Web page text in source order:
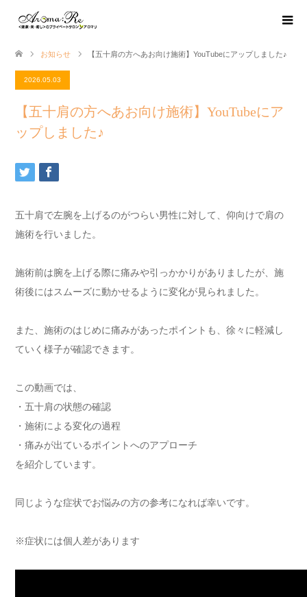
お知らせ 【五十肩の方へあお向け施術】YouTubeにアップしました♪
2026.05.03
【五十肩の方へあお向け施術】YouTubeにア
ップしました♪
五十肩で左腕を上げるのがつらい男性に対して、仰向けで肩の
施術を行いました。
施術前は腕を上げる際に痛みや引っかかりがありましたが、施
術後にはスムーズに動かせるように変化が見られました。
また、施術のはじめに痛みがあったポイントも、徐々に軽減し
ていく様子が確認できます。
この動画では、
・五十肩の状態の確認
・施術による変化の過程
・痛みが出ているポイントへのアプローチ
を紹介しています。
同じような症状でお悩みの方の参考になれば幸いです。
※症状には個人差があります